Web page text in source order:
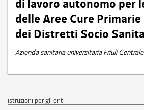
di lavoro autonomo per
delle Aree Cure
dei Distretti Socio
Azienda sanitaria universitaria Friuli
istruzioni per gli enti